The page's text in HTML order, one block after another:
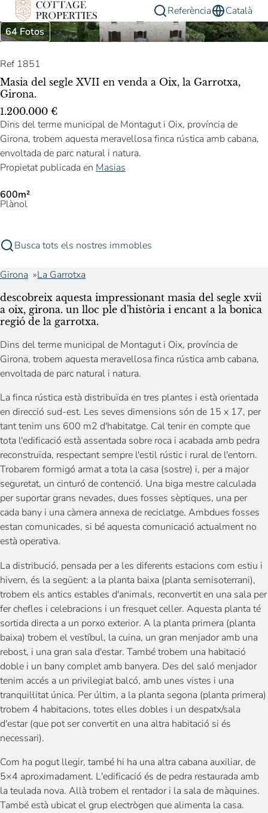
Referència
Català
64 Fotos
Ref 1851
Masia del segle XVII en venda a Oix, la Garrotxa,
Girona.
1.200.000 €
Dins del terme municipal de Montagut i Oix, província de
Girona, trobem aquesta meravellosa finca rústica amb cabana,
envoltada de parc natural i natura.
Propietat publicada en Masias
600m²
Plànol
Busca tots els nostres immobles
Girona La Garrotxa
descobreix aquesta impressionant masia del segle xvii
a oix, girona. un lloc ple d'història i encant a la bonica
regió de la garrotxa.
Dins del terme municipal de Montagut i Oix, província de
Girona, trobem aquesta meravellosa finca rústica amb cabana,
envoltada de parc natural i natura.
La finca rústica està distribuïda en tres plantes i està orientada
en direcció sud-est. Les seves dimensions són de 15 x 17, per
tant tenim uns 600 m2 d'habitatge. Cal tenir en compte que
tota l'edificació està assentada sobre roca i acabada amb pedra
reconstruïda, respectant sempre l'estil rústic i rural de l'entorn.
Trobarem formigó armat a tota la casa (sostre) i, per a major
seguretat, un cinturó de contenció. Una biga mestre calculada
per suportar grans nevades, dues fosses sèptiques, una per
cada bany i una càmera annexa de reciclatge. Ambdues fosses
estan comunicades, si bé aquesta comunicació actualment no
està operativa.
La distribució, pensada per a les diferents estacions com estiu i
hivern, és la següent: a la planta baixa (planta semisoterrani),
trobem els antics estables d'animals, reconvertit en una sala per
fer chefles i celebracions i un fresquet celler. Aquesta planta té
sortida directa a un porxo exterior. A la planta primera (planta
baixa) trobem el vestíbul, la cuina, un gran menjador amb una
rebost, i una gran sala d'estar. També trobem una habitació
doble i un bany complet amb banyera. Des del saló menjador
tenim accés a un privilegiat balcó, amb unes vistes i una
tranquil·litat única. Per últim, a la planta segona (planta primera)
trobem 4 habitacions, totes elles dobles i un despatx/sala
d'estar (que pot ser convertit en una altra habitació si és
necessari).
Com ha pogut llegir, també hi ha una altra cabana auxiliar, de
5×4 aproximadament. L'edificació és de pedra restaurada amb
la teulada nova. Allà trobem el rentador i la sala de màquines.
També està ubicat el grup electrògen que alimenta la casa.